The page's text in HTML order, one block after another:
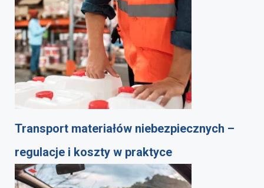
Transport materiałów niebezpiecznych –
regulacje i koszty w praktyce